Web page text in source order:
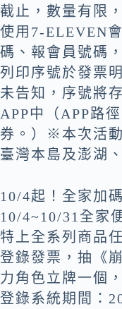
截止，數量有限
使用7-ELEVEN
碼、報會員號碼
列印序號於發票
未告知，序號將
APP中（APP路
券。）※本次活
臺灣本島及澎湖
10/4起！全家加
10/4~10/31全家
特上全系列商品
登錄發票，抽《
力角色立牌一個
登錄系統期間：